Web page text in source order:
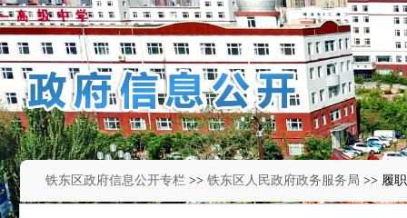
铁东区政府信息公开专栏 >> 铁东区人民政府政务服务局 >> 履